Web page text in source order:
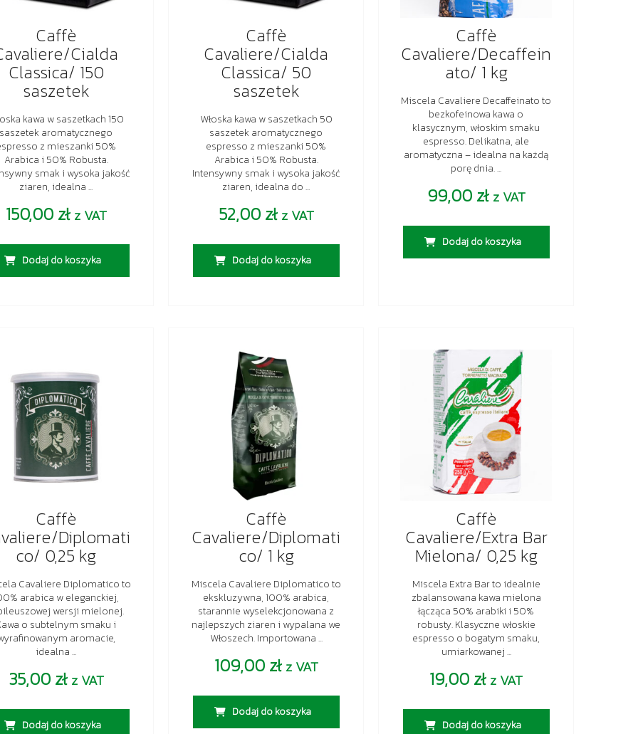
Caffè
Cialda
Classica/ 150
saszetek
kawa w saszetkach 150
saszetek aromatycznego
z mieszanki 50%
Arabica i 50% Robusta.
smak i wysoka jakość
ziaren, idealna ...
150,00 zł z VAT
Dodaj do koszyka
Caffè
Cavaliere/Cialda
Classica/ 50
saszetek
Włoska kawa w saszetkach 50
saszetek aromatycznego
espresso z mieszanki 50%
Arabica i 50% Robusta.
Intensywny smak i wysoka jakość
ziaren, idealna do ...
52,00 zł z VAT
Dodaj do koszyka
Caffè
Cavaliere/Decaffein
ato/ 1 kg
Miscela Cavaliere Decaffeinato to
bezkofeinowa kawa o
klasycznym, włoskim smaku
espresso. Delikatna, ale
aromatyczna – idealna na każdą
porę dnia. ...
99,00 zł z VAT
Dodaj do koszyka
Caffè
Diplomati
co/ 0,25 kg
Cavaliere Diplomatico to
arabica w eleganckiej,
wersji mielonej.
o subtelnym smaku i
aromacie,
idealna ...
35,00 zł z VAT
Dodaj do koszyka
Caffè
Cavaliere/Diplomati
co/ 1 kg
Miscela Cavaliere Diplomatico to
ekskluzywna, 100% arabica,
starannie wyselekcjonowana z
najlepszych ziaren i wypalana we
Włoszech. Importowana ...
109,00 zł z VAT
Dodaj do koszyka
Caffè
Cavaliere/Extra Bar
Mielona/ 0,25 kg
Miscela Extra Bar to idealnie
zbalansowana kawa mielona
łącząca 50% arabiki i 50%
robusty. Klasyczne włoskie
espresso o bogatym smaku,
umiarkowanej ...
19,00 zł z VAT
Dodaj do koszyka